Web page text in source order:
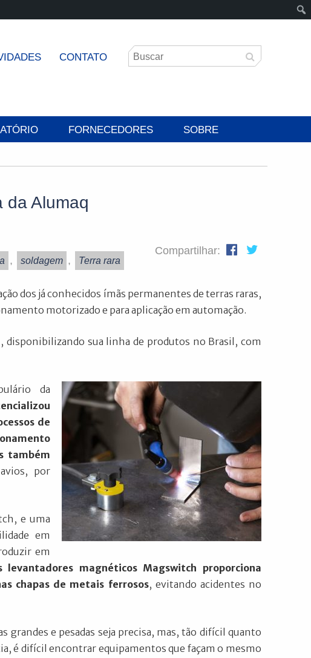
CONTATO
FORNECEDORES SOBRE
da Alumaq
, soldagem , Terra rara
Compartilhar:
dos já conhecidos ímãs permanentes de terras raras,
motorizado e para aplicação em automação.
disponibilizando sua linha de produtos no Brasil, com
da
de
também
por
e uma
em
em
magnéticos Magswitch proporciona
chapas de metais ferrosos, evitando acidentes no
grandes e pesadas seja precisa, mas, tão difícil quanto
é difícil encontrar equipamentos que façam o mesmo